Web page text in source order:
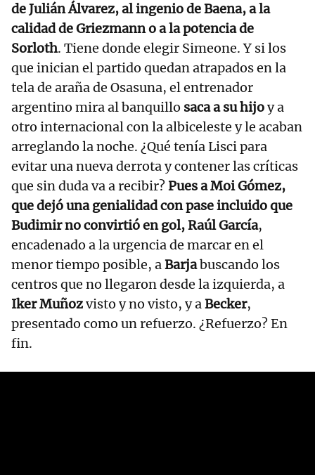
de Julián Álvarez, al ingenio de Baena, a la
calidad de Griezmann o a la potencia de
Sorloth. Tiene donde elegir Simeone. Y si los
que inician el partido quedan atrapados en la
tela de araña de Osasuna, el entrenador
argentino mira al banquillo saca a su hijoy a
otro internacional con la albiceleste y le acaban
arreglando la noche. ¿Qué tenía Lisci para
evitar una nueva derrota y contener las críticas
que sin duda va a recibir?Pues a Moi Gómez,
que dejó una genialidad con pase incluido que
Budimir no convirtió en gol, Raúl García,
encadenado a la urgencia de marcar en el
menor tiempo posible, aBarjabuscando los
centros que no llegaron desde la izquierda, a
Iker Muñozvisto y no visto, y aBecker,
presentado como un refuerzo. ¿Refuerzo? En
fin.